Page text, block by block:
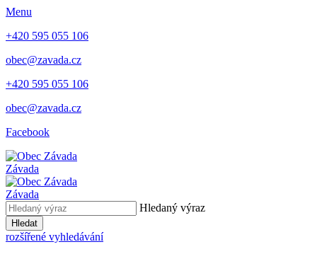
Menu
+420 595 055 106
obec@zavada.cz
+420 595 055 106
obec@zavada.cz
Facebook
Závada
Závada
Hledaný výraz
Hledat
rozšířené vyhledávání